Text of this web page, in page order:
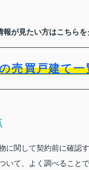
報が見たい方はこちら
売買戸建て
関して契約前に確認
いて、よく調べることで